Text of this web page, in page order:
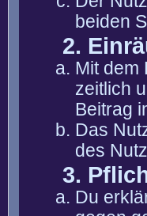
beiden
2.
Mit dem
zeitlich
Beitrag
Das
des
3.
Du